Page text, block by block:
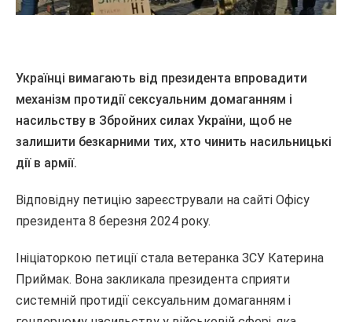
Українці вимагають від президента впровадити
механізм протидії сексуальним домаганням і
насильству в Збройних силах України, щоб не
залишити безкарними тих, хто чинить насильницькі
дії в армії.
Відповідну петицію зареєстрували на сайті Офісу
президента 8 березня 2024 року.
Ініціаторкою петиції стала ветеранка ЗСУ Катерина
Приймак. Вона закликала президента сприяти
системній протидії сексуальним домаганням і